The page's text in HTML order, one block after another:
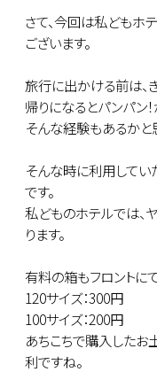
さて、今回は私どもホ
ございます。
旅行に出かける前は、
帰りになるとパンパン
そんな経験もあるかと
そんな時に利用してい
です。
私どものホテルでは、
ります。
有料の箱もフロントに
120サイズ：300円
100サイズ：200円
あちこちで購入したお
利ですね。